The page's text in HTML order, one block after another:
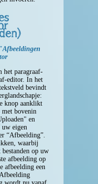
het paragraaf-
editor. In het
bevindt
knop aanklikt
met bovenin
en
uw eigen
“Afbeelding”.
waarbij
op uw
afbeelding op
afbeelding een
wordt nu vanaf